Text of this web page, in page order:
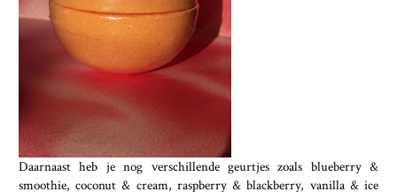
Daarnaast heb je nog verschillende geurtjes zoals blueberry &
smoothie, coconut & cream, raspberry & blackberry, vanilla & ice